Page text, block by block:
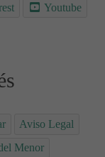
Youtube
Aviso Legal
Menor